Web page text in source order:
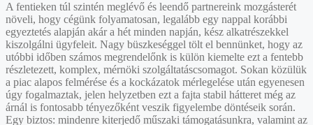
A fentieken túl szintén meglévő és leendő partnereink mozgásterét
növeli, hogy cégünk folyamatosan, legalább egy nappal korábbi
egyeztetés alapján akár a hét minden napján, kész alkatrészekkel
kiszolgálni ügyfeleit. Nagy büszkeséggel tölt el bennünket, hogy az
utóbbi időben számos megrendelőnk is külön kiemelte ezt a fentebb
részletezett, komplex, mérnöki szolgáltatáscsomagot. Sokan közülük
a piac alapos felmérése és a kockázatok mérlegelése után egyenesen
úgy fogalmaztak, jelen helyzetben ezt a fajta stabil hátteret még az
árnál is fontosabb tényezőként veszik figyelembe döntéseik során.
Egy biztos: mindenre kiterjedő műszaki támogatásunkra, valamint az